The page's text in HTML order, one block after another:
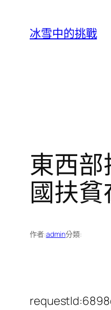
冰雪中的挑戰
東西
國扶
作者:admin分類: